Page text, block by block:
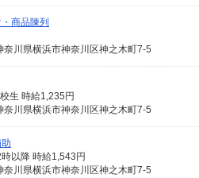
商品陳列
奈川県横浜市神奈川区神之木町7-5
生 時給1,235円
奈川県横浜市神奈川区神之木町7-5
以降 時給1,543円
奈川県横浜市神奈川区神之木町7-5